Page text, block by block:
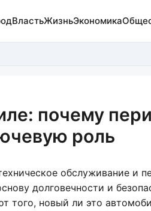
ВластьЖизньЭкономика
почему
роль
обслуживание и
долговечности и
того, новый ли это